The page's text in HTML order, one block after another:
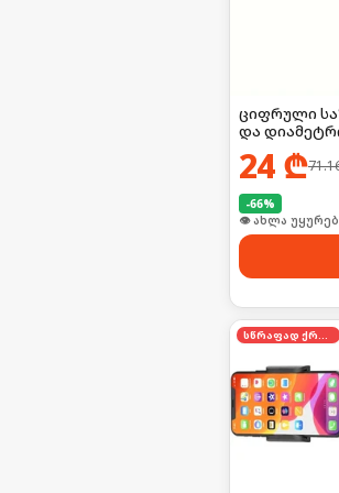
ციფრული
და
24₾
-66%
👁 ახლა
სწრაფად ქრება